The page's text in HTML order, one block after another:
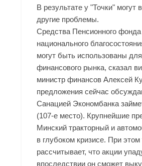
В результате у "Точки" могут
другие проблемы.
Средства Пенсионного
национального
могут быть использованы
финансового рынка, сказал
министр финансов Алексей
предложения сейчас
Санацией Экономбанка
(107-е место). Крупнейшие
Минский тракторный и
в глубоком кризисе. При этом
рассчитывает, что акции
впоследствии он сможет